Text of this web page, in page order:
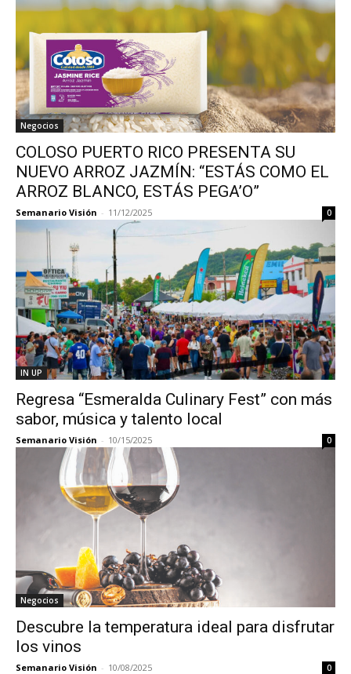
Negocios
COLOSO PUERTO RICO PRESENTA SU
NUEVO ARROZ JAZMÍN: “ESTÁS COMO EL
ARROZ BLANCO, ESTÁS PEGA’O”
Semanario Visión - 11/12/2025 0
IN UP
Regresa “Esmeralda Culinary Fest” con más
sabor, música y talento local
Semanario Visión - 10/15/2025 0
Negocios
Descubre la temperatura ideal para disfrutar
los vinos
Semanario Visión - 10/08/2025 0